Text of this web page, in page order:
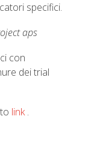
specifici.
aps
con
dei trial
link.